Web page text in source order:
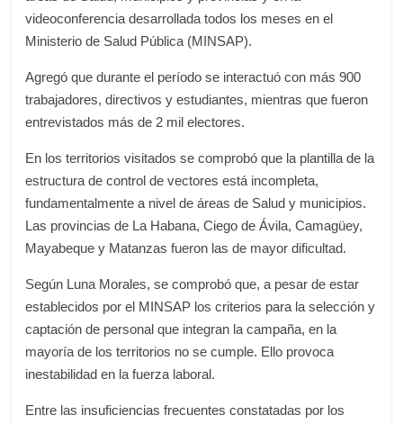
videoconferencia desarrollada todos los meses en el
Ministerio de Salud Pública (MINSAP).
Agregó que durante el período se interactuó con más 900
trabajadores, directivos y estudiantes, mientras que fueron
entrevistados más de 2 mil electores.
En los territorios visitados se comprobó que la plantilla de la
estructura de control de vectores está incompleta,
fundamentalmente a nivel de áreas de Salud y municipios.
Las provincias de La Habana, Ciego de Ávila, Camagüey,
Mayabeque y Matanzas fueron las de mayor dificultad.
Según Luna Morales, se comprobó que, a pesar de estar
establecidos por el MINSAP los criterios para la selección y
captación de personal que integran la campaña, en la
mayoría de los territorios no se cumple. Ello provoca
inestabilidad en la fuerza laboral.
Entre las insuficiencias frecuentes constatadas por los